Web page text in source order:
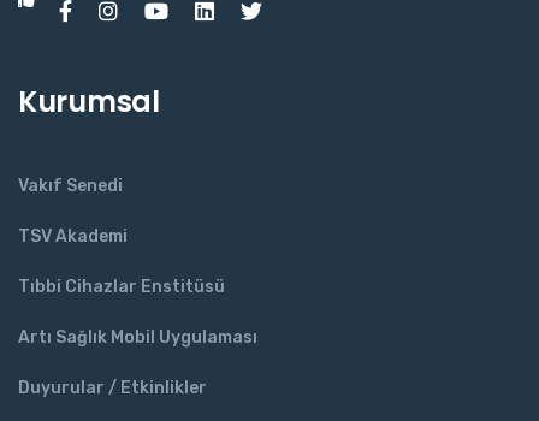
Kurumsal
Vakıf Senedi
TSV Akademi
Tıbbi Cihazlar Enstitüsü
Artı Sağlık Mobil Uygulaması
Duyurular / Etkinlikler